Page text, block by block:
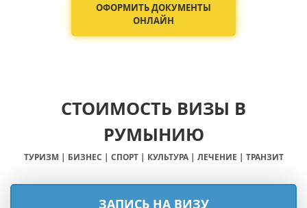
ОФОРМИТЬ ДОКУМЕНТЫ
ОНЛАЙН
СТОИМОСТЬ ВИЗЫ В
РУМЫНИЮ
ТУРИЗМ | БИЗНЕС | СПОРТ | КУЛЬТУРА | ЛЕЧЕНИЕ | ТРАНЗИТ
ЗАПИСЬ НА ВИЗУ